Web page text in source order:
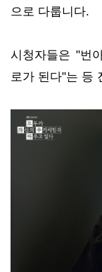
으로 다룹니다.
시청자들은 "번
로가 된다"는 등